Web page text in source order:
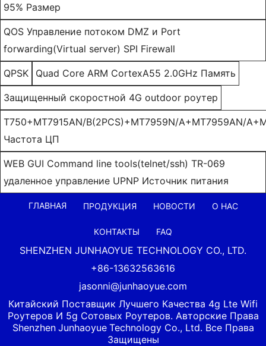
95% Размер
QOS Управление потоком DMZ и Port
forwarding(Virtual server) SPI Firewall
QPSK Quad Core ARM CortexA55 2.0GHz Память
Защищенный скоростной 4G outdoor роутер
T750+MT7915AN/B(2PCS)+MT7959N/A+MT7959AN/
Частота ЦП
WEB GUI Command line tools(telnet/ssh) TR-069
удаленное управление UPNP Источник питания
ГЛАВНАЯ ПРОДУКЦИЯ НОВОСТИ О НАС
КОНТАКТЫ FAQ
SHENZHEN JUNHAOYUE TECHNOLOGY CO., LTD.
+86-13632563616
jasonni@junhaoyue.com
Китайский Поставщик Лучшего Качества 4g Lte Wifi
Роутеров И 5g Сотовых Роутеров. Авторские Права
Shenzhen Junhaoyue Technology Co., Ltd. Все Права
Защищены